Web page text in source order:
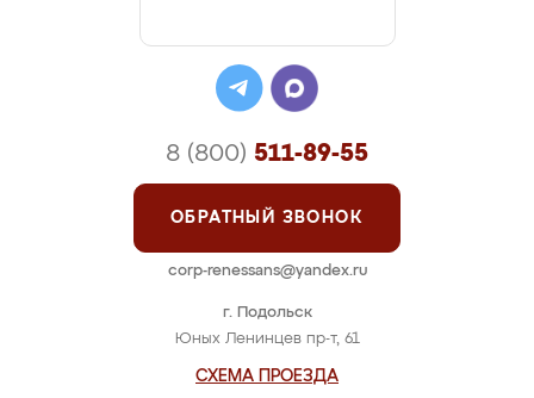
г. Подольск
Юных Ленинцев пр-т, 61
СХЕМА ПРОЕЗДА
8 (800) 511-89-55
ОБРАТНЫЙ ЗВОНОК
corp-renessans@yandex.ru